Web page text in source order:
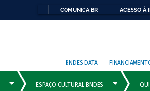
COMUNICA BR ACESSO À
BNDES DATA